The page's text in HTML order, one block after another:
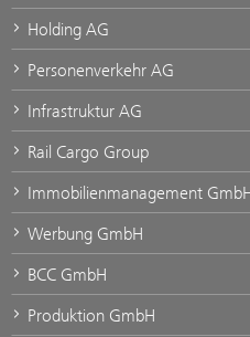
Holding AG
Personenverkehr AG
Infrastruktur AG
Rail Cargo Group
Immobilienmanagement
Werbung GmbH
BCC GmbH
Produktion GmbH